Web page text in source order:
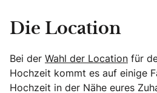
Die Location
Bei der Wahl der Location für
Hochzeit kommt es auf einige
Hochzeit in der Nähe eures